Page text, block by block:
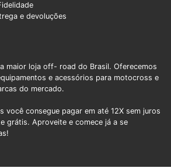
e devoluções
maior loja off- road do Brasil. Oferecemos
e acessórios para motocross e
do mercado.
você consegue pagar em até 12X sem juros
grátis. Aproveite e comece já a se